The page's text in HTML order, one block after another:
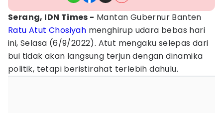
Serang, IDN Times - Mantan Gubernur Banten
Ratu Atut Chosiyah menghirup udara bebas hari
ini, Selasa (6/9/2022). Atut mengaku selepas dari
bui tidak akan langsung terjun dengan dinamika
politik, tetapi beristirahat terlebih dahulu.